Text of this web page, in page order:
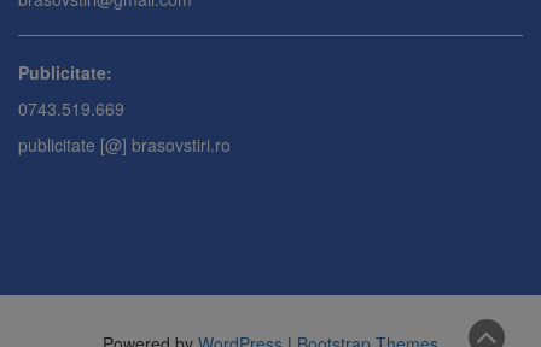
Publicitate:
0743.519.669
publicitate [@] brasovstiri.ro